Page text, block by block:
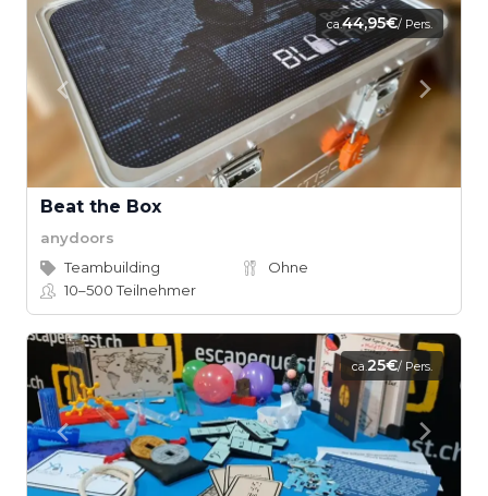
ca.44,95€/ Pers.
Beat the Box
anydoors
Teambuilding
Ohne
10–500Teilnehmer
ca.25€/ Pers.